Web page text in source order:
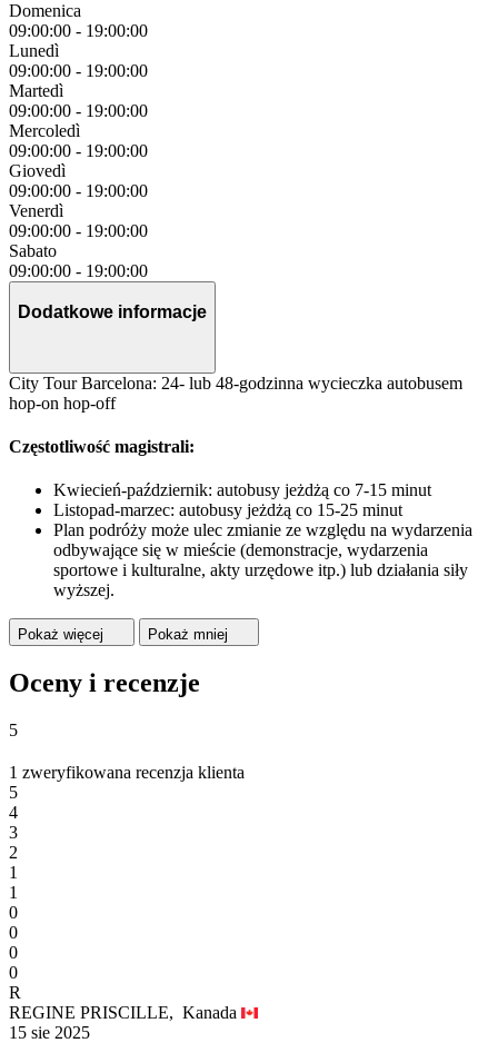
Domenica
09:00:00 - 19:00:00
Lunedì
09:00:00 - 19:00:00
Martedì
09:00:00 - 19:00:00
Mercoledì
09:00:00 - 19:00:00
Giovedì
09:00:00 - 19:00:00
Venerdì
09:00:00 - 19:00:00
Sabato
09:00:00 - 19:00:00
Dodatkowe informacje
City Tour Barcelona: 24- lub 48-godzinna wycieczka autobusem
hop-on hop-off
Częstotliwość magistrali:
Kwiecień-październik: autobusy jeżdżą co 7-15 minut
Listopad-marzec: autobusy jeżdżą co 15-25 minut
Plan podróży może ulec zmianie ze względu na wydarzenia
odbywające się w mieście (demonstracje, wydarzenia
sportowe i kulturalne, akty urzędowe itp.) lub działania siły
wyższej.
Pokaż więcej Pokaż mniej
Oceny i recenzje
5
1 zweryfikowana recenzja klienta
5
4
3
2
1
1
0
0
0
0
R
REGINE PRISCILLE, Kanada
15 sie 2025